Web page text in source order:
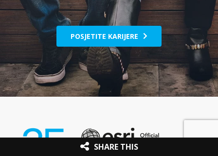
POSJETITE KARIJERE
SHARE THIS